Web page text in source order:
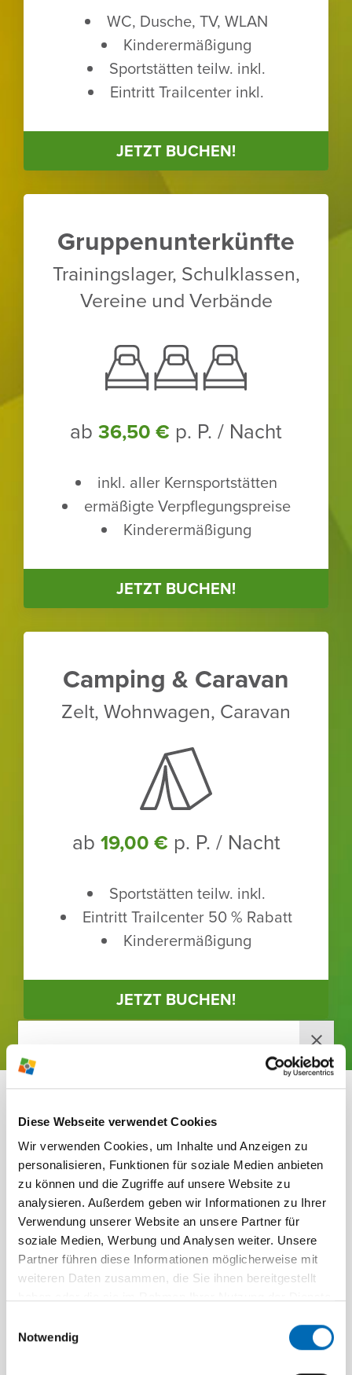
Diese Webseite verwendet Cookies
Wir verwenden Cookies, um Inhalte und Anzeigen zu
personalisieren, Funktionen für soziale Medien anbieten
zu können und die Zugriffe auf unsere Website zu
analysieren. Außerdem geben wir Informationen zu Ihrer
Verwendung unserer Website an unsere Partner für
soziale Medien, Werbung und Analysen weiter. Unsere
Partner führen diese Informationen möglicherweise mit
weiteren Daten zusammen, die Sie ihnen bereitgestellt
Notwendig
WC, Dusche, TV, WLAN
Kinder­er­mä­ßi­gung
Sport­stätten teilw. inkl.
Eintritt Trailcenter inkl.
JETZT BUCHEN!
Grup­pen­un­ter­künfte
Trai­nings­lager, Schul­klassen,
Vereine und Verbände
ab 36,50 € p. P. / Nacht
inkl. aller Kern­sport­stätten
ermä­ßigte Verpfle­gungs­preise
Kinder­er­mä­ßi­gung
JETZT BUCHEN!
Camping & Caravan
Zelt, Wohn­wagen, Caravan
ab 19,00 € p. P. / Nacht
Sport­stätten teilw. inkl.
Eintritt Trailcenter 50 % Rabatt
Kinder­er­mä­ßi­gung
JETZT BUCHEN!
ZUSATZ­AN­GE­BOTE
FÜR DEIN TRAI­NINGS­
LAGER
RABEN­BERG-
NEWS­LETTER
Jetzt anmelden und wir versorgen
dich mehr­mals im Jahr mit brand­
heißen News, ausge­wählten Infos,
tollen Ange­boten und span­nenden
Themen direkt vom Raben­berg.
Einfach deine E-Mail-Adresse eingeben, den
Haken anwählen und auf "News­letter jetzt
eine E-Mail mit einem Bestä­ti­gungs­link. Klicke auf